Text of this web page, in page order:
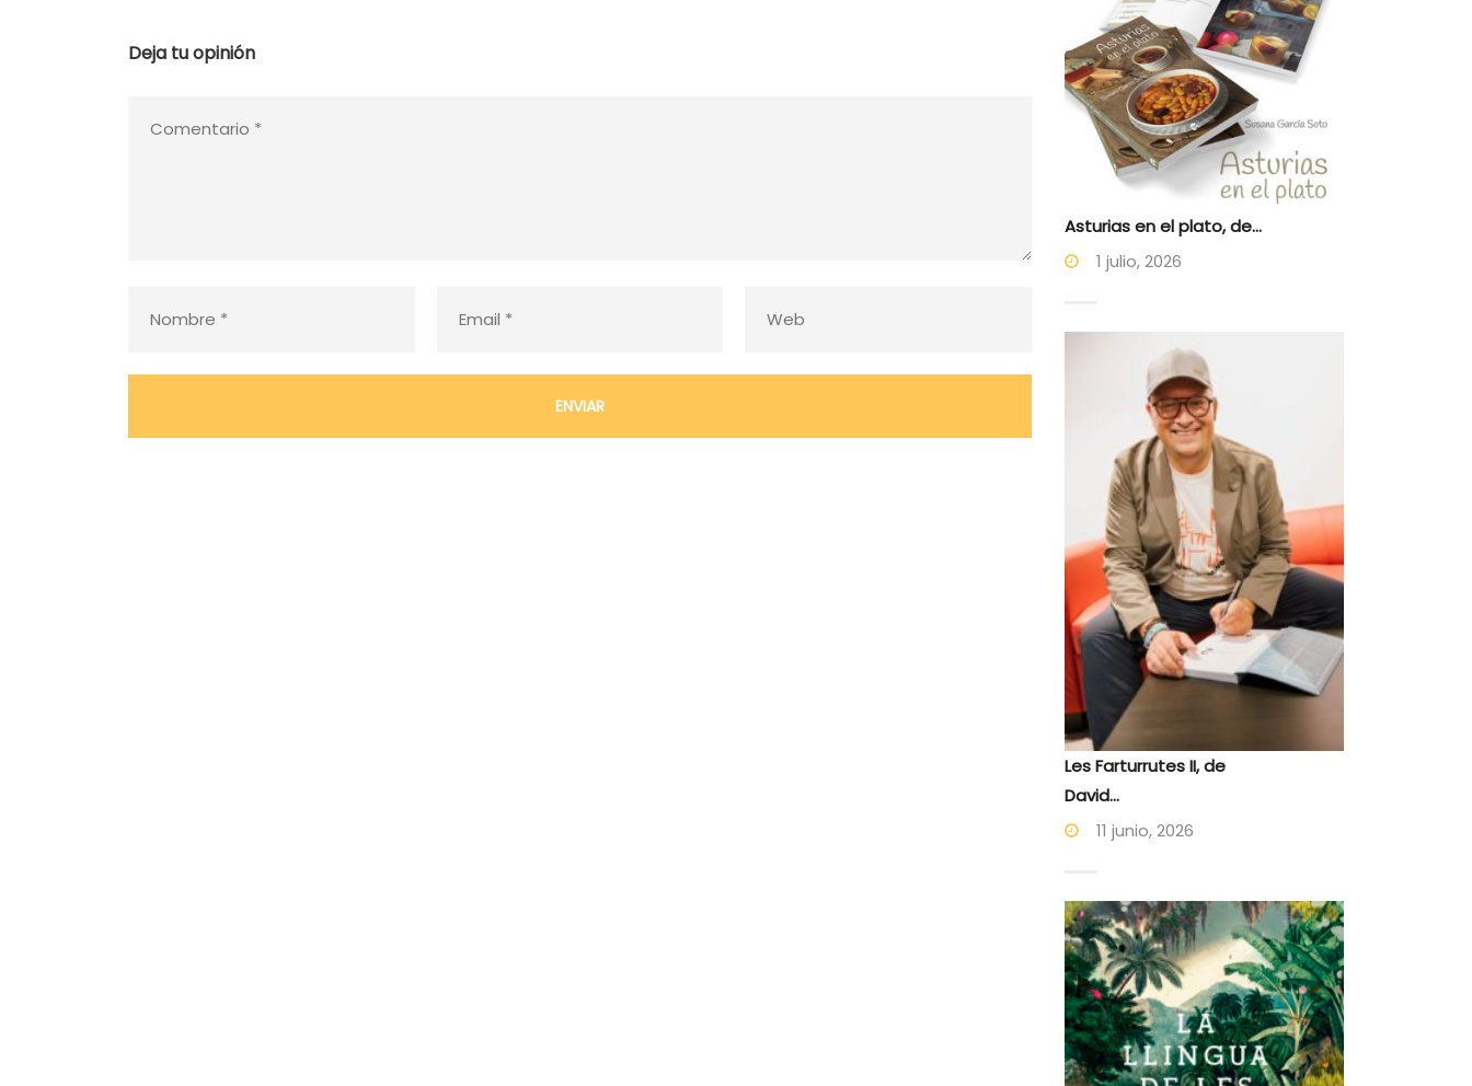
Deja tu opinión
Asturias en el plato, de...
1 julio, 2026
Les Farturrutes II, de
David...
11 junio, 2026